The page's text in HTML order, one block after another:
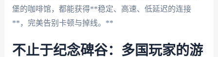
堡的咖啡馆，都能获得**稳定、高速、低延迟的连接
**，完美告别卡顿与掉线。**
不止于纪念碑谷：多国玩家的游